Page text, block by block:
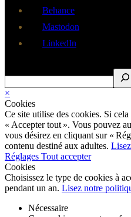
Behance
Mastodon
LinkedIn
×
Cookies
Ce site utilise des cookies. Si
« Accepter tout ». Vous pouvez
vous désirez en cliquant sur «
contenu destiné aux adultes.
Réglages Tout accepter
Cookies
Choisissez le type de cookies à
pendant un an. Lisez notre
Nécessaire